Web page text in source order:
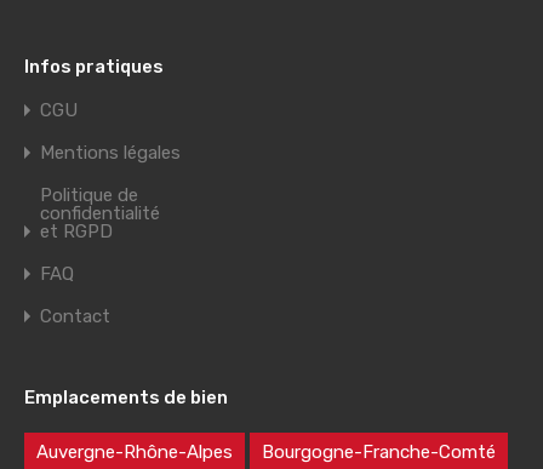
Infos pratiques
CGU
Mentions légales
Politique de
confidentialité
et RGPD
FAQ
Contact
Emplacements de bien
Auvergne-Rhône-Alpes Bourgogne-Franche-Comté